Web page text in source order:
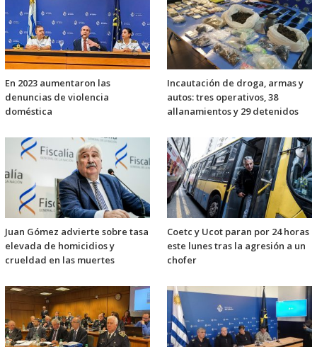
En 2023 aumentaron las
denuncias de violencia
doméstica
Incautación de droga, armas y
autos: tres operativos, 38
allanamientos y 29 detenidos
Juan Gómez advierte sobre tasa
elevada de homicidios y
crueldad en las muertes
Coetc y Ucot paran por 24 horas
este lunes tras la agresión a un
chofer